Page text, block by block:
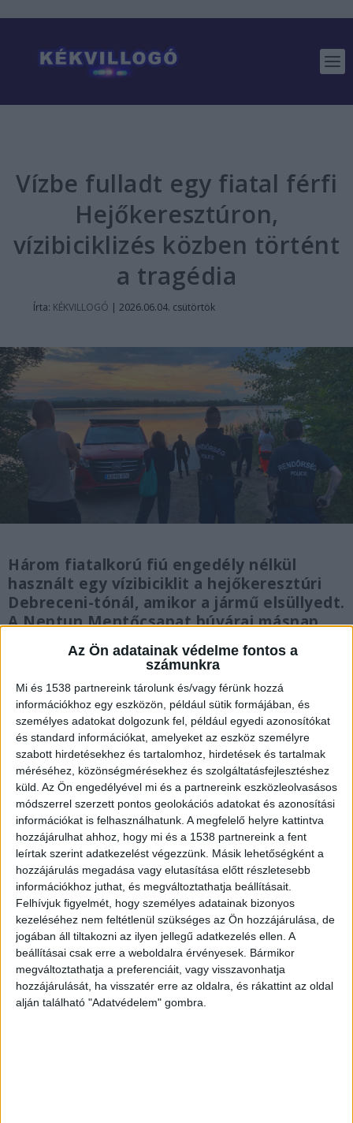
Az Ön adatainak védelme fontos a
számunkra
Mi és 1538 partnereink tárolunk és/vagy férünk hozzá
információkhoz egy eszközön, például sütik formájában, és
személyes adatokat dolgozunk fel, például egyedi azonosítókat
és standard információkat, amelyeket az eszköz személyre
szabott hirdetésekhez és tartalomhoz, hirdetések és tartalmak
méréséhez, közönségmérésekhez és szolgáltatásfejlesztéshez
küld. Az Ön engedélyével mi és a partnereink eszközleolvasásos
módszerrel szerzett pontos geolokációs adatokat és azonosítási
információkat is felhasználhatunk. A megfelelő helyre kattintva
hozzájárulhat ahhoz, hogy mi és a 1538 partnereink a fent
leírtak szerint adatkezelést végezzünk. Másik lehetőségként a
hozzájárulás megadása vagy elutasítása előtt részletesebb
információkhoz juthat, és megváltoztathatja beállításait.
Felhívjuk figyelmét, hogy személyes adatainak bizonyos
kezeléséhez nem feltétlenül szükséges az Ön hozzájárulása, de
jogában áll tiltakozni az ilyen jellegű adatkezelés ellen. A
beállításai csak erre a weboldalra érvényesek. Bármikor
megváltoztathatja a preferenciáit, vagy visszavonhatja
hozzájárulását, ha visszatér erre az oldalra, és rákattint az oldal
alján található "Adatvédelem" gombra.
Vízbe fulladt egy fiatal férfi
Hejőkeresztúron,
vízibiciklizés közben történt
a tragédia
Írta: KÉKVILLOGÓ | 2026.06.04. csütörtök
Három fiatalkorú fiú engedély nélkül
használt egy vízibiciklit a hejőkeresztúri
Debreceni-tónál, amikor a jármű elsüllyedt.
A Neptun Mentőcsapat búvárai másnap
reggel találták meg az eltűnt fiú
holttestét.
Hárman mentek fürdeni
Még el sem kezdődött a nyári szezon, máris
tragédia történt Hejőkeresztúrban, a Debreceni-
tónál. Három fiatalkorú fiú ment fürdeni és
“használatba vették az ott kikötött, más
tulajdonát képező vízibiciklit” – írtaFacebook-
oldalána Neptun Búvár Klub és Mentőcsapat. A
parttól mintegy 60–70 méterre a jármű süllyedni
kezdett, ketten sikeresen kiúsztak, harmadik
társuk azonban eltűnt a vízben. Az egyik fiatal
sem viselt mentőmellényt, és a vízibicikli műszaki
állapota sem volt megfelelő.